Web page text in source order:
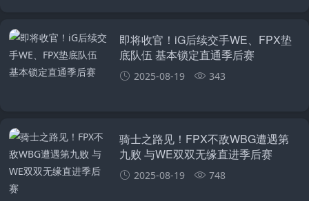
即将收官！iG后续交手WE、FPX垫
底队伍 基本锁定直通季后赛
2025-08-19 343
骑士之路见！FPX不敌WBG遭遇第
九败 与WE双双无缘直进季后赛
2025-08-19 748